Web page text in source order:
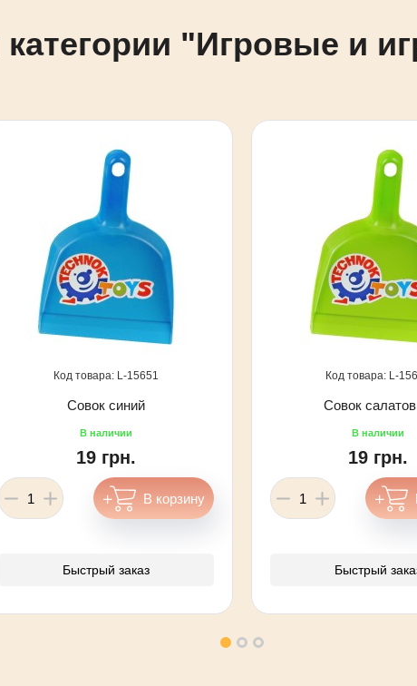
"Игровые и
15651
Совок синий
19 грн.
Быстрый заказ
Совок
19 грн.
Быстрый